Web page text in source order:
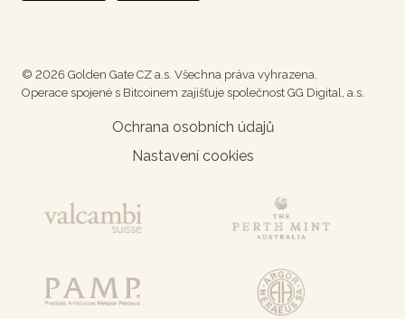
© 2026 Golden Gate CZ a.s. Všechna práva vyhrazena.
Operace spojené s Bitcoinem zajišťuje společnost GG Digital, a.s.
Ochrana osobních údajů
Nastavení cookies